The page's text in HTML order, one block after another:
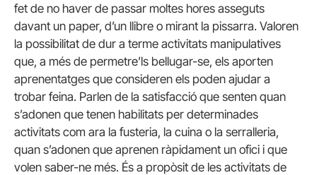
fet de no haver de passar moltes hores asseguts
davant un paper, d’un llibre o mirant la pissarra. Valoren
la possibilitat de dur a terme activitats manipulatives
que, a més de permetre’ls bellugar-se, els aporten
aprenentatges que consideren els poden ajudar a
trobar feina. Parlen de la satisfacció que senten quan
s’adonen que tenen habilitats per determinades
activitats com ara la fusteria, la cuina o la serralleria,
quan s’adonen que aprenen ràpidament un ofici i que
volen saber-ne més. És a propòsit de les activitats de